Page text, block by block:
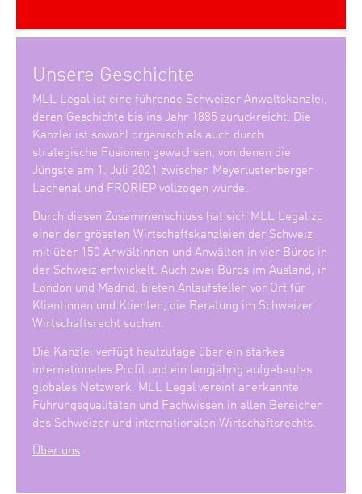
Unsere Geschichte
MLL Legal ist eine führende Schweizer Anwaltskanzlei,
deren Geschichte bis ins Jahr 1885 zurückreicht. Die
Kanzlei ist sowohl organisch als auch durch
strategische Fusionen gewachsen, von denen die
Jüngste am 1. Juli 2021 zwischen Meyerlustenberger
Lachenal und FRORIEP vollzogen wurde.
Durch diesen Zusammenschluss hat sich MLL Legal zu
einer der grössten Wirtschaftskanzleien der Schweiz
mit über 150 Anwältinnen und Anwälten in vier Büros in
der Schweiz entwickelt. Auch zwei Büros im Ausland, in
London und Madrid, bieten Anlaufstellen vor Ort für
Klientinnen und Klienten, die Beratung im Schweizer
Wirtschaftsrecht suchen.
Die Kanzlei verfügt heutzutage über ein starkes
internationales Profil und ein langjährig aufgebautes
globales Netzwerk. MLL Legal vereint anerkannte
Führungsqualitäten und Fachwissen in allen Bereichen
des Schweizer und internationalen Wirtschaftsrechts.
Über uns